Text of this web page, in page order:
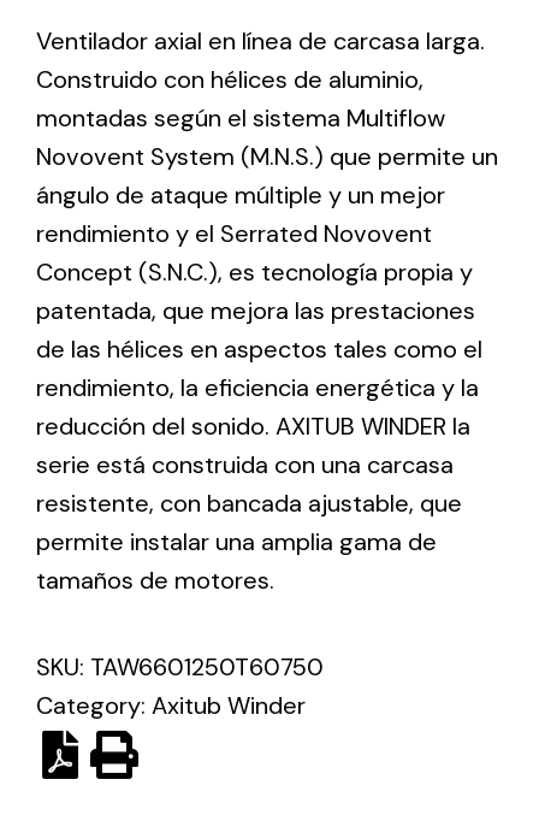
Ventilation
The incorporation of Novovent into the group
meant a greater offer of ventilation products for
different uses
Iluminación Solar
Variedad de soluciones solares para todo tipo
de necesidades.
Variety of solar solutions for all kinds of needs.
Ventilador axial en línea de carcasa larga.
Construido con hélices de aluminio,
montadas según el sistema Multiflow
Novovent System (M.N.S.) que permite un
ángulo de ataque múltiple y un mejor
rendimiento y el Serrated Novovent
Concept (S.N.C.), es tecnología propia y
patentada, que mejora las prestaciones
de las hélices en aspectos tales como el
rendimiento, la eficiencia energética y la
reducción del sonido. AXITUB WINDER la
serie está construida con una carcasa
resistente, con bancada ajustable, que
permite instalar una amplia gama de
tamaños de motores.
SKU: TAW6601250T60750
Category: Axitub Winder